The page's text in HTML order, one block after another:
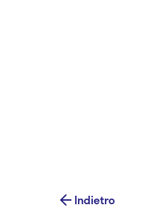
Indietro